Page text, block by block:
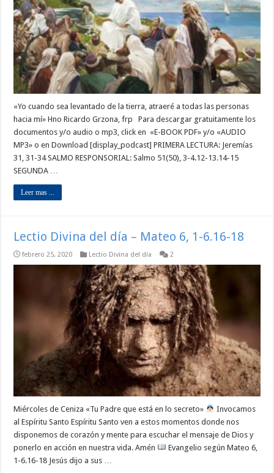
«Yo cuando sea levantado de la tierra, atraeré a todas las personas
hacia mí» Hno Ricardo Grzona, frp Para descargar gratuitamente los
documentos y/o audio o mp3, click en «E-BOOK PDF» y/o «AUDIO
MP3» o en Download [display_podcast] PRIMERA LECTURA: Jeremías
31, 31-34 SALMO RESPONSORIAL: Salmo 51(50), 3-4.12-13.14-15
SEGUNDA …
Leer mas ...
Lectio Divina del día – Mateo 6, 1-6.16-18
febrero 25, 2020 Lectio Divina del día 2
Miércoles de Ceniza «Tu Padre que está en lo secreto»
Invocamos
al Espíritu Santo Espíritu Santo ven a estos momentos donde nos
disponemos de corazón y mente para escuchar el mensaje de Dios y
ponerlo en acción en nuestra vida. Amén
Evangelio según Mateo 6,
1-6.16-18 Jesús dijo a sus …